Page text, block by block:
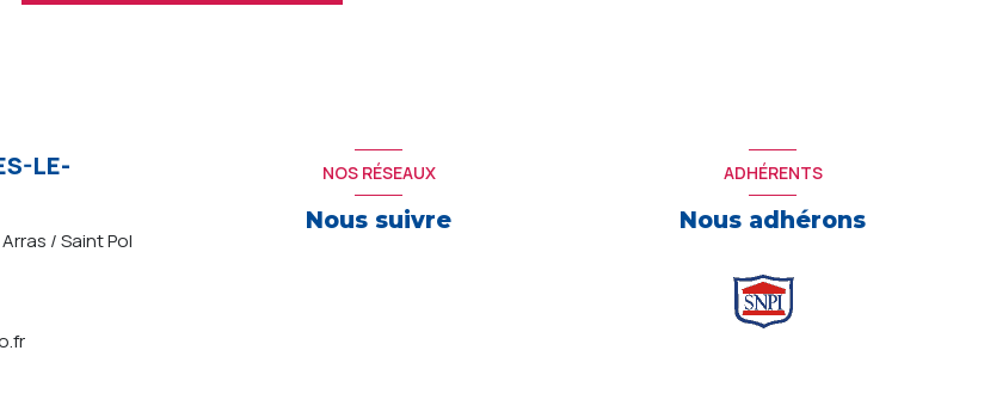
LE-
/ Saint Pol
NOS RÉSEAUX
Nous suivre
ADHÉRENTS
Nous adhérons